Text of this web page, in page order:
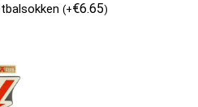
(+€6.65)